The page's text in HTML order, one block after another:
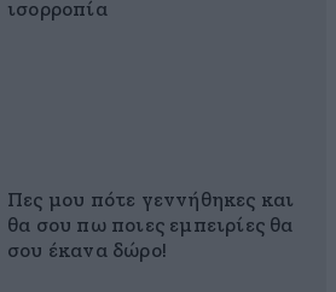
ισορροπία
Πες μου πότε γεννήθηκες και
θα σου πω ποιες εμπειρίες θα
σου έκανα δώρο!